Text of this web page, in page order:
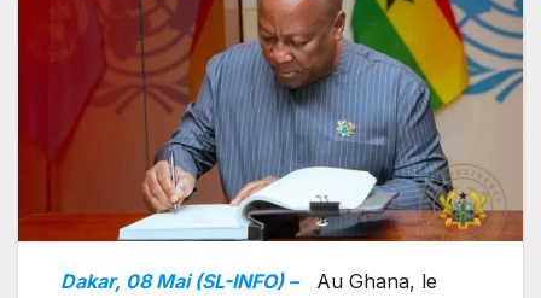
Dakar, 08 Mai (SL-INFO) –
Au Ghana, le